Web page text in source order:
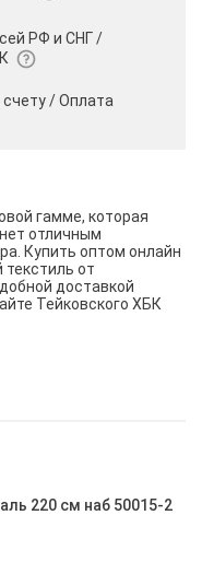
РФ и СНГ /
/Оплата
гамме, которая
отличным
Купить оптом онлайн
от
доставкой
Тейковского ХБК
220 см наб 50015-2